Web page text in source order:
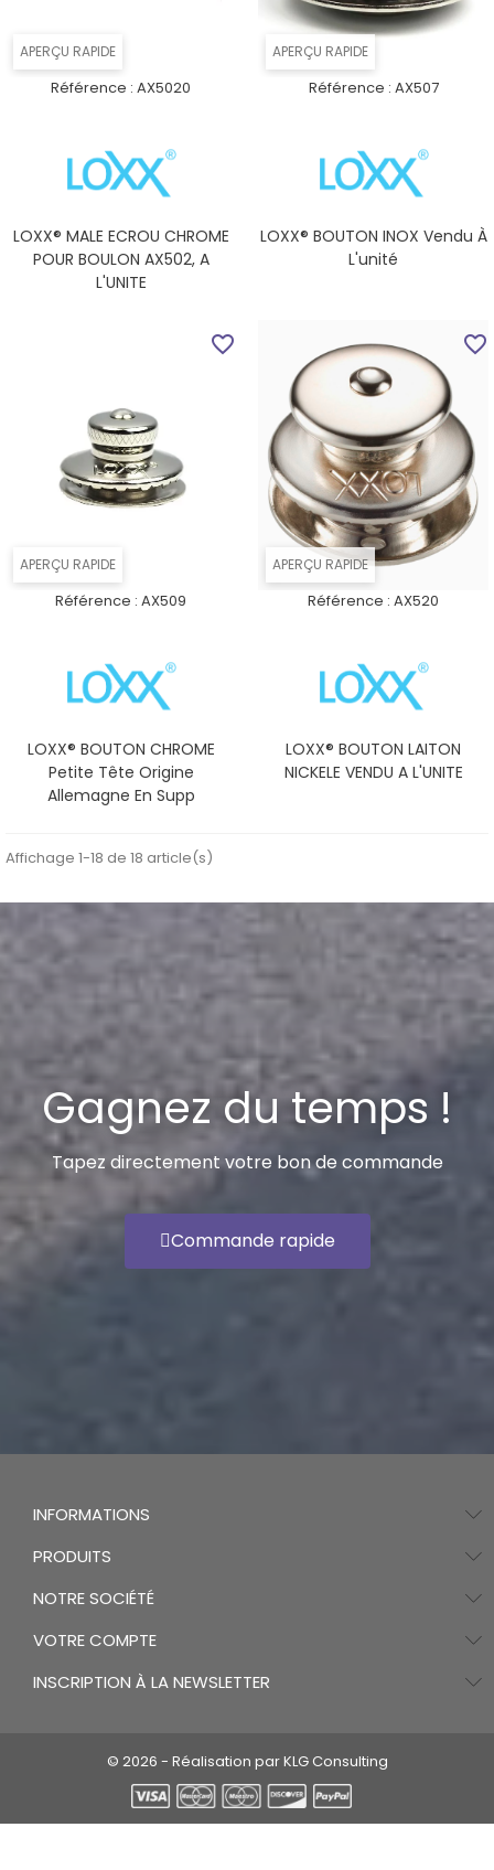
APERÇU RAPIDE
Référence : AX5020
LOXX® MALE ECROU CHROME
POUR BOULON AX502, A
L'UNITE
APERÇU RAPIDE
Référence : AX507
LOXX® BOUTON INOX Vendu À
L'unité
APERÇU RAPIDE
Référence : AX509
LOXX® BOUTON CHROME
Petite Tête Origine
Allemagne En Supp
favorite_border
APERÇU RAPIDE
Référence : AX520
LOXX® BOUTON LAITON
NICKELE VENDU A L'UNITE
favorite_border
Affichage 1-18 de 18 article(s)
Gagnez du temps !
Tapez directement votre bon de commande
Commande rapide
INFORMATIONS
PRODUITS
NOTRE SOCIÉTÉ
VOTRE COMPTE
INSCRIPTION À LA NEWSLETTER
© 2026 - Réalisation par KLG Consulting